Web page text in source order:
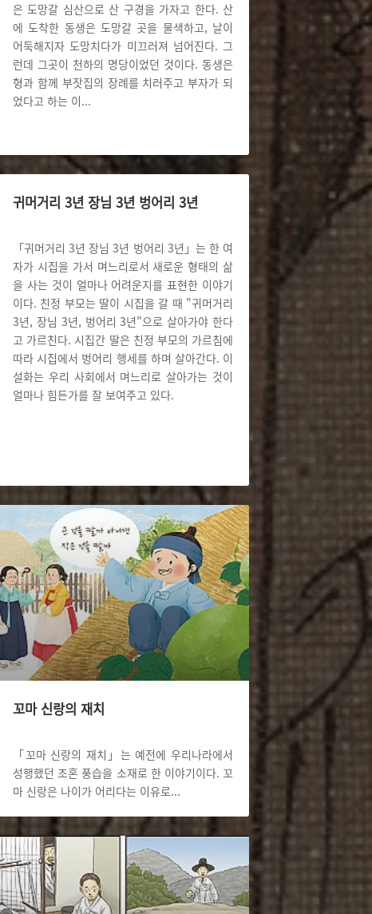
은 도망갈 심산으로 산 구경을 가자고 한다. 산
에 도착한 동생은 도망갈 곳을 물색하고, 날이
어둑해지자 도망치다가 미끄러져 넘어진다. 그
런데 그곳이 천하의 명당이었던 것이다. 동생은
형과 함께 부잣집의 장례를 치러주고 부자가 되
었다고 하는 이...
귀머거리 3년 장님 3년 벙어리 3년
「귀머거리 3년 장님 3년 벙어리 3년」는 한 여
자가 시집을 가서 며느리로서 새로운 형태의 삶
을 사는 것이 얼마나 어려운지를 표현한 이야기
이다. 친정 부모는 딸이 시집을 갈 때 "귀머거리
3년, 장님 3년, 벙어리 3년"으로 살아가야 한다
고 가르친다. 시집간 딸은 친정 부모의 가르침에
따라 시집에서 벙어리 행세를 하며 살아간다. 이
설화는 우리 사회에서 며느리로 살아가는 것이
얼마나 힘든가를 잘 보여주고 있다.
꼬마 신랑의 재치
「꼬마 신랑의 재치」는 예전에 우리나라에서
성행했던 조혼 풍습을 소재로 한 이야기이다. 꼬
마 신랑은 나이가 어리다는 이유로...